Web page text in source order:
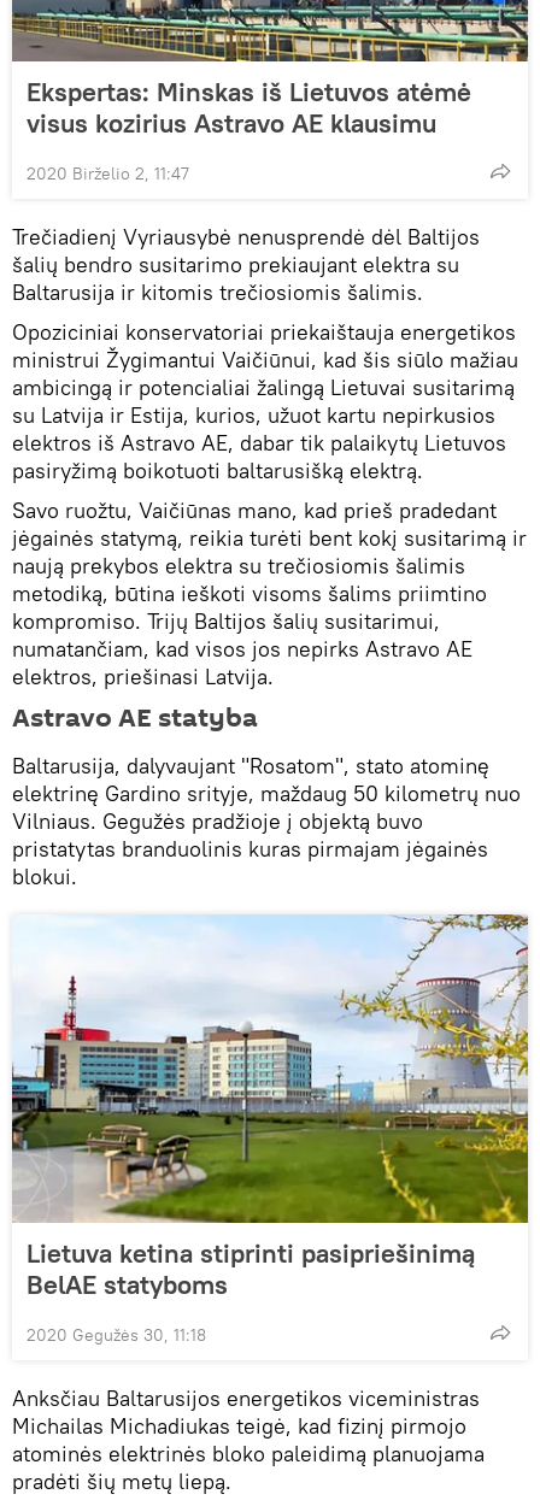
Ekspertas: Minskas iš Lietuvos atėmė
visus kozirius Astravo AE klausimu
2020 Birželio 2, 11:47
Trečiadienį Vyriausybė nenusprendė dėl Baltijos
šalių bendro susitarimo prekiaujant elektra su
Baltarusija ir kitomis trečiosiomis šalimis.
Opoziciniai konservatoriai priekaištauja energetikos
ministrui Žygimantui Vaičiūnui, kad šis siūlo mažiau
ambicingą ir potencialiai žalingą Lietuvai susitarimą
su Latvija ir Estija, kurios, užuot kartu nepirkusios
elektros iš Astravo AE, dabar tik palaikytų Lietuvos
pasiryžimą boikotuoti baltarusišką elektrą.
Savo ruožtu, Vaičiūnas mano, kad prieš pradedant
jėgainės statymą, reikia turėti bent kokį susitarimą ir
naują prekybos elektra su trečiosiomis šalimis
metodiką, būtina ieškoti visoms šalims priimtino
kompromiso. Trijų Baltijos šalių susitarimui,
numatančiam, kad visos jos nepirks Astravo AE
elektros, priešinasi Latvija.
Astravo AE statyba
Baltarusija, dalyvaujant "Rosatom", stato atominę
elektrinę Gardino srityje, maždaug 50 kilometrų nuo
Vilniaus. Gegužės pradžioje į objektą buvo
pristatytas branduolinis kuras pirmajam jėgainės
blokui.
Lietuva ketina stiprinti pasipriešinimą
BelAE statyboms
2020 Gegužės 30, 11:18
Anksčiau Baltarusijos energetikos viceministras
Michailas Michadiukas teigė, kad fizinį pirmojo
atominės elektrinės bloko paleidimą planuojama
pradėti šių metų liepą.